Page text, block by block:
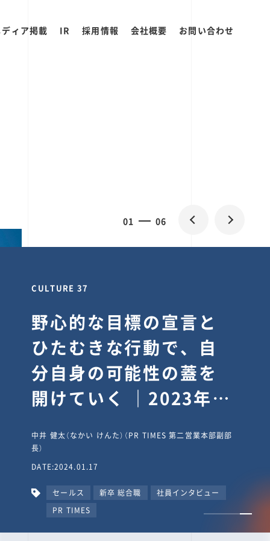
ィア掲載 IR 採用情報 会社概要 お問い合わせ
02 06
CULTURE 30
逆境では自分のスタン
スを変え“予想を裏切
り、期待を超える”【真
輔塾・前編】
山田真輔（やまだ しんすけ）（執行役員 兼 Jooto事業部
長）
DATE:2023.09.08
カルチャー CxO キャリア入社 Jooto